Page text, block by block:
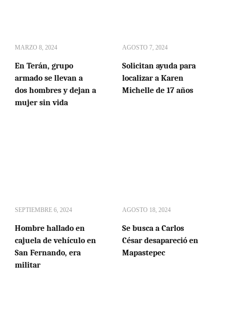
MARZO 8, 2024
En Terán, grupo
armado se llevan a
dos hombres y dejan a
mujer sin vida
AGOSTO 7, 2024
Solicitan ayuda para
localizar a Karen
Michelle de 17 años
SEPTIEMBRE 6, 2024
Hombre hallado en
cajuela de vehículo en
San Fernando, era
militar
AGOSTO 18, 2024
Se busca a Carlos
César desapareció en
Mapastepec